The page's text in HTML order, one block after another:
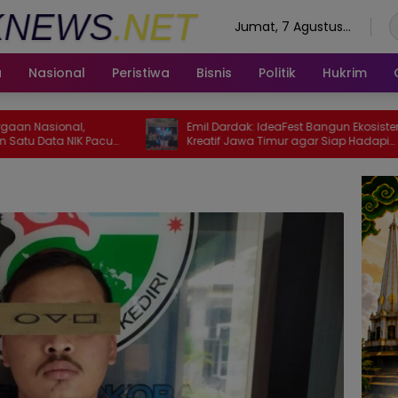
Jumat, 7 Agustus
Nasional Peristiwa Bisnis Politik Hukrim
Pacu
Emil Dardak: IdeaFest Bangun Ekosistem
Kreatif Jawa Timur agar Siap Hadapi
Disrupsi AI